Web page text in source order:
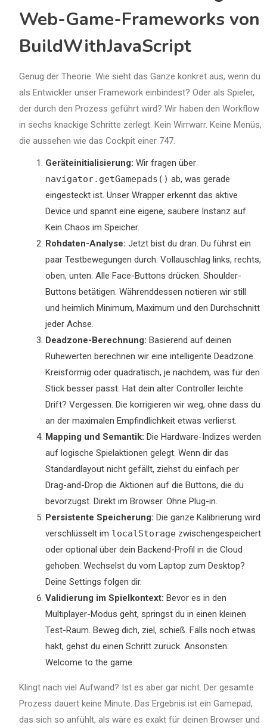
Web-Game-Frameworks von
BuildWithJavaScript
Genug der Theorie. Wie sieht das Ganze konkret aus, wenn du
als Entwickler unser Framework einbindest? Oder als Spieler,
der durch den Prozess geführt wird? Wir haben den Workflow
in sechs knackige Schritte zerlegt. Kein Wirrwarr. Keine Menüs,
die aussehen wie das Cockpit einer 747.
Geräteinitialisierung: Wir fragen über
navigator.getGamepads() ab, was gerade
eingesteckt ist. Unser Wrapper erkennt das aktive
Device und spannt eine eigene, saubere Instanz auf.
Kein Chaos im Speicher.
Rohdaten-Analyse: Jetzt bist du dran. Du führst ein
paar Testbewegungen durch. Vollauschlag links, rechts,
oben, unten. Alle Face-Buttons drücken. Shoulder-
Buttons betätigen. Währenddessen notieren wir still
und heimlich Minimum, Maximum und den Durchschnitt
jeder Achse.
Deadzone-Berechnung: Basierend auf deinen
Ruhewerten berechnen wir eine intelligente Deadzone.
Kreisförmig oder quadratisch, je nachdem, was für den
Stick besser passt. Hat dein alter Controller leichte
Drift? Vergessen. Die korrigieren wir weg, ohne dass du
an der maximalen Empfindlichkeit etwas verlierst.
Mapping und Semantik: Die Hardware-Indizes werden
auf logische Spielaktionen gelegt. Wenn dir das
Standardlayout nicht gefällt, ziehst du einfach per
Drag-and-Drop die Aktionen auf die Buttons, die du
bevorzugst. Direkt im Browser. Ohne Plug-in.
Persistente Speicherung: Die ganze Kalibrierung wird
verschlüsselt im localStorage zwischengespeichert
oder optional über dein Backend-Profil in die Cloud
gehoben. Wechselst du vom Laptop zum Desktop?
Deine Settings folgen dir.
Validierung im Spielkontext: Bevor es in den
Multiplayer-Modus geht, springst du in einen kleinen
Test-Raum. Beweg dich, ziel, schieß. Falls noch etwas
hakt, gehst du einen Schritt zurück. Ansonsten:
Welcome to the game.
Klingt nach viel Aufwand? Ist es aber gar nicht. Der gesamte
Prozess dauert keine Minute. Das Ergebnis ist ein Gamepad,
das sich so anfühlt, als wäre es exakt für deinen Browser und